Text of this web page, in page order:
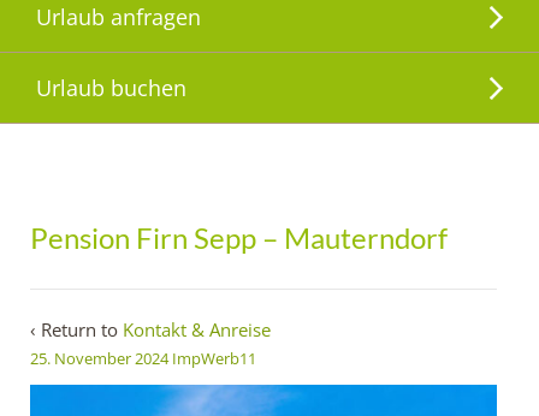
Urlaub anfragen
Urlaub buchen
Pension Firn Sepp – Mauterndorf
‹ Return to Kontakt & Anreise
25. November 2024 ImpWerb11